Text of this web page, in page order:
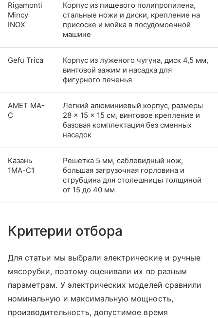
Rigamonti
Mincy
INOX
Корпус из пищевого полипропилена,
стальные ножи и диски, крепление на
присоске и мойка в посудомоечной
машине
Gefu Trica
Корпус из луженого чугуна, диск 4,5 мм,
винтовой зажим и насадка для
фигурного печенья
АМЕТ МА-
С
Легкий алюминиевый корпус, размеры
28 × 15 × 15 см, винтовое крепление и
базовая комплектация без сменных
насадок
Казань
1МА-С1
Решетка 5 мм, саблевидный нож,
большая загрузочная горловина и
струбцина для столешницы толщиной
от 15 до 40 мм
Критерии отбора
Для статьи мы выбрали электрические и ручные
мясорубки, поэтому оценивали их по разным
параметрам. У электрических моделей сравнили
номинальную и максимальную мощность,
производительность, допустимое время